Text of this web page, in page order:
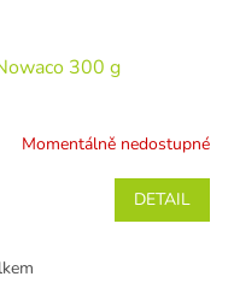
300 g
Momentálně nedostupné
DETAIL